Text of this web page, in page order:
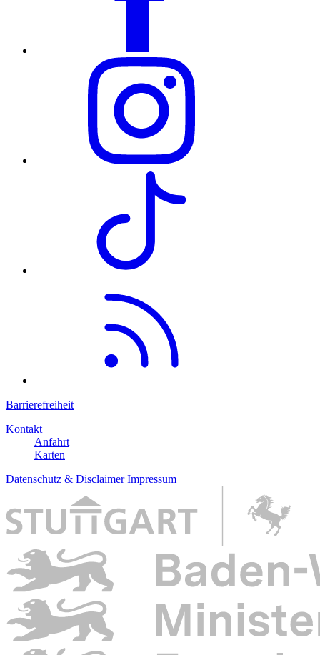
Barrierefreiheit
Kontakt
Anfahrt
Karten
Datenschutz & Disclaimer Impressum